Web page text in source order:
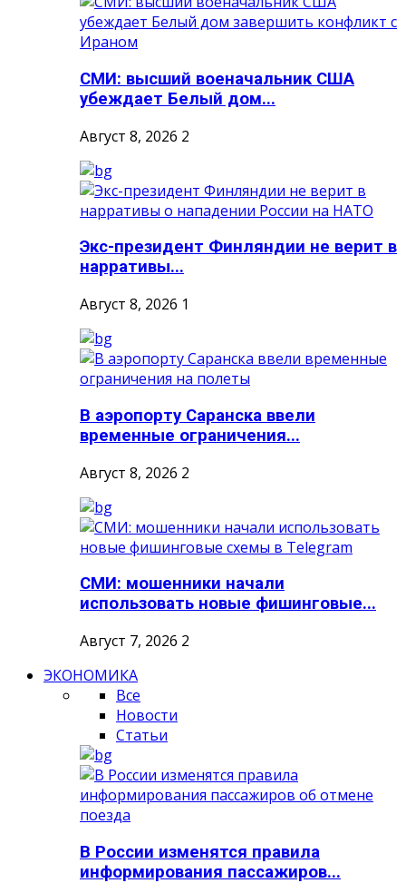
СМИ: высший военачальник США
убеждает Белый дом...
Август 8, 2026 2
Экс-президент Финляндии не верит в
нарративы...
Август 8, 2026 1
В аэропорту Саранска ввели
временные ограничения...
Август 8, 2026 2
СМИ: мошенники начали
использовать новые фишинговые...
Август 7, 2026 2
ЭКОНОМИКА
Все
Новости
Статьи
В России изменятся правила
информирования пассажиров...